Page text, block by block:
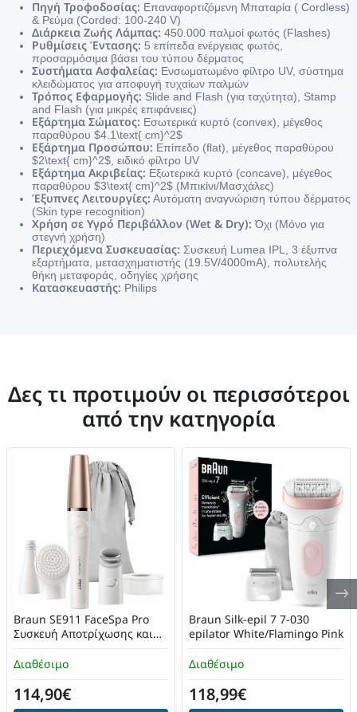
Πηγή Τροφοδοσίας: Επαναφορτιζόμενη Μπαταρία ( Cordless)
& Ρεύμα (Corded: 100-240 V)
Διάρκεια Ζωής Λάμπας: 450.000 παλμοί φωτός (Flashes)
Ρυθμίσεις Έντασης: 5 επίπεδα ενέργειας φωτός,
προσαρμόσιμα βάσει του τύπου δέρματος
Συστήματα Ασφαλείας: Ενσωματωμένο φίλτρο UV, σύστημα
κλειδώματος για αποφυγή τυχαίων παλμών
Τρόπος Εφαρμογής: Slide and Flash (για ταχύτητα), Stamp
and Flash (για μικρές επιφάνειες)
Εξάρτημα Σώματος: Εσωτερικά κυρτό (convex), μέγεθος
παραθύρου $4.1\text{ cm}^2$
Εξάρτημα Προσώπου: Επίπεδο (flat), μέγεθος παραθύρου
$2\text{ cm}^2$ , ειδικό φίλτρο UV
Εξάρτημα Ακριβείας: Εξωτερικά κυρτό (concave), μέγεθος
παραθύρου $3\text{ cm}^2$ (Μπικίνι/Μασχάλες)
Έξυπνες Λειτουργίες: Αυτόματη αναγνώριση τύπου δέρματος
(Skin type recognition)
Χρήση σε Υγρό Περιβάλλον (Wet & Dry): Όχι (Μόνο για
στεγνή χρήση)
Περιεχόμενα Συσκευασίας: Συσκευή Lumea IPL, 3 έξυπνα
εξαρτήματα, μετασχηματιστής (19.5V/4000mA), πολυτελής
θήκη μεταφοράς, οδηγίες χρήσης
Κατασκευαστής: Philips
Δες τι προτιμούν οι περισσότεροι
από την κατηγορία
Διαθέσιμο
Braun SE911 FaceSpa Pro
Συσκευή Αποτρίχωσης και
Καθαρισμού Προσώπου
114,90€
Διαθέσιμο
Braun Silk-epil 7 7-030
epilator White/Flamingo Pink
118,99€